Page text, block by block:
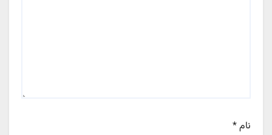
نام*